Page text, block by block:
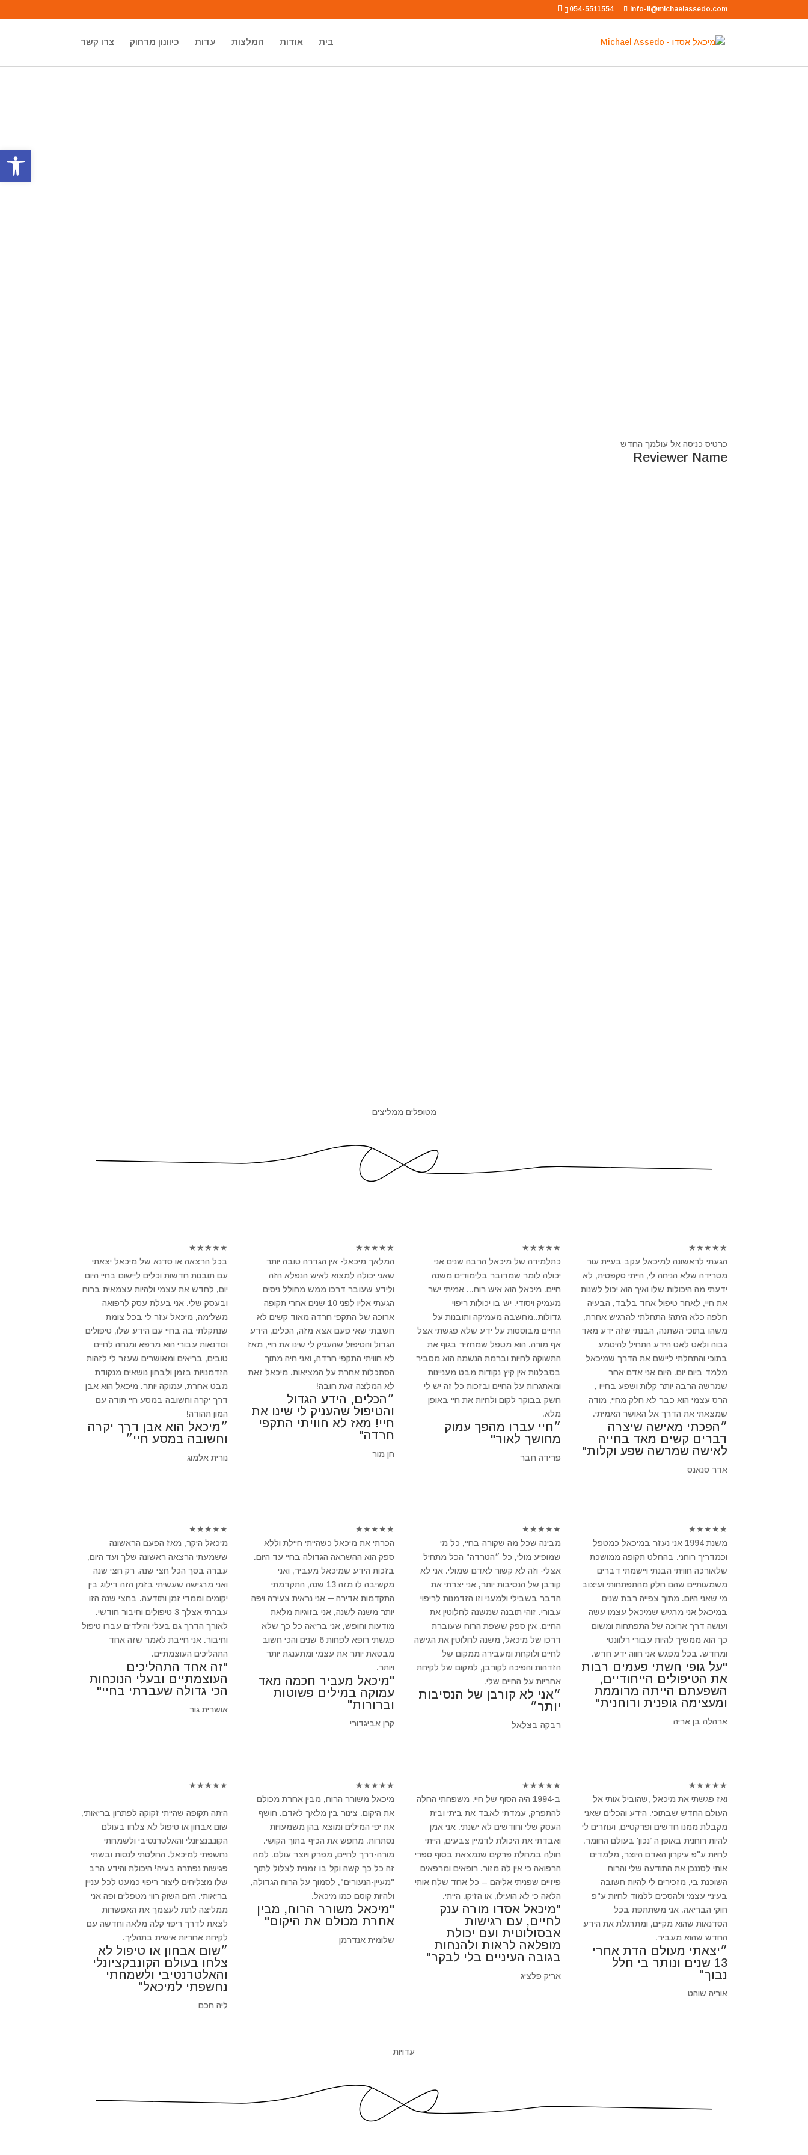
054-5511554 info-il@michaelassedo.com
בית אודות המלצות עדות כיוונון מרחוק צרו קשר
כרטיס כניסה אל עולמך החדש
Reviewer Name
מטופלים ממליצים
★
★
★
★
★
בכל הרצאה או סדנא של מיכאל יצאתי
עם תובנות חדשות וכלים ליישום בחיי היום
יום, לחדש את עצמי ולהיות עצמאית ברוח
ובעסק שלי. אני בעלת עסק לרפואה
משלימה, מיכאל עזר לי בכל צומת
שנתקלתי בה בחיי עם הידע שלו, טיפולים
וסדנאות עבורי הוא מרפא ומנחה לחיים
טובים, בריאים ומאושרים שעזר לי לזהות
הזדמנויות בזמן ולבחון נושאים מנקודת
מבט אחרת, עמוקה יותר. מיכאל הוא אבן
דרך יקרה וחשובה במסע חיי תודה עם
המון תהודה!
״מיכאל הוא אבן דרך יקרה
וחשובה במסע חיי״
נורית אלמוג
★
★
★
★
★
המלאך מיכאל- אין הגדרה טובה יותר
שאני יכולה למצוא לאיש הנפלא הזה
ולידע שעובר דרכו ממש מחולל ניסים
הגעתי אליו לפני 10 שנים אחרי תקופה
ארוכה של התקפי חרדה מאוד קשים לא
חשבתי שאי פעם אצא מזה, הכלים, הידע
הגדול והטיפול שהעניק לי שינו את חיי, מאז
לא חוויתי התקפי חרדה, ואני חיה מתוך
הסתכלות אחרת על המציאות. מיכאל זאת
לא המלצה זאת חובה!
״הכלים, הידע הגדול
והטיפול שהעניק לי שינו את
חיי! מאז לא חוויתי התקפי
חרדה"
חן מור
★
★
★
★
★
כתלמידה של מיכאל הרבה שנים אני
יכולה לומר שמדובר בלימודים משנה
חיים. מיכאל הוא איש רוח... אמיתי ישר
מעמיק ויסודי. יש בו יכולות ריפוי
גדולות..מחשבה מעמיקה ותובנות על
החיים מבוססות על ידע שלא פגשתי אצל
אף מורה. הוא מטפל שמחזיר בגוף את
התשוקה לחיות וברמת הנשמה הוא מסביר
בסבלנות אין קיץ נקודות מבט מעניינות
ומאתגרות על החיים ובזכות כל זה יש לי
חשק בבוקר לקום ולחיות את חיי באופן
מלא.
״חיי עברו מהפך עמוק
מחושך לאור"
פרידה חבר
★
★
★
★
★
הגעתי לראשונה למיכאל עקב בעיית עור
מטרידה שלא הניחה לי, הייתי סקפטית, לא
ידעתי מה היכולות שלו ואיך הוא יכול לשנות
את חיי, לאחר טיפול אחד בלבד, הבעיה
חלפה כלא היתה! התחלתי להרגיש אחרת,
משהו בתוכי השתנה, הבנתי שזה ידע מאד
גבוה ולאט לאט הידע התחיל להיטמע
בתוכי והתחלתי ליישם את הדרך שמיכאל
מלמד ביום יום. היום אני אדם אחר
שמרשה הרבה יותר קלות ושפע בחייו ,
הרס עצמי הוא כבר לא חלק מחיי, מודה
שמצאתי את הדרך אל האושר האמיתי.
״הפכתי מאישה שיצרה
דברים קשים מאד בחייה
לאישה שמרשה שפע וקלות"
אדר סנאנס
★
★
★
★
★
מיכאל היקר, מאז הפעם הראשונה
ששמעתי הרצאה ראשונה שלך ועד היום,
עברה בסך הכל חצי שנה. רק חצי שנה
ואני מרגישה שעשיתי בזמן הזה דילוג בין
יקומים וממדי זמן ותודעה. בחצי שנה הזו
עברתי אצלך 3 טיפולים וחיבור חודשי.
לאורך הדרך גם בעלי והילדים עברו טיפול
וחיבור. אני חייבת לאמר שזה אחד
התהליכים העוצמתיים.
"זה אחד התהליכים
העוצמתיים ובעלי הנוכחות
הכי גדולה שעברתי בחיי"
אושרית גור
★
★
★
★
★
הכרתי את מיכאל כשהייתי חיילת וללא
ספק הוא ההשראה הגדולה בחיי עד היום.
בזכות הידע שמיכאל מעביר, ואני
מקשיבה לו מזה 13 שנה, התקדמתי
התקדמות אדירה ─ אני נראית צעירה ויפה
יותר משנה לשנה, אני בזוגיות מלאת
מודעות וחופש, אני בריאה כל כך שלא
פגשתי רופא לפחות 6 שנים והכי חשוב
מבטאת יותר את עצמי ומתענגת יותר
ויותר.
"מיכאל מעביר חכמה מאד
עמוקה במילים פשוטות
וברורות"
קרן אביגדורי
★
★
★
★
★
מבינה שכל מה שקורה בחיי, כל מי
שמופיע מולי, כל ״הטרדה" הכל מתחיל
אצלי- וזה לא קשור לאדם שמולי. אני לא
קורבן של הנסיבות יותר, אני יצרתי את
הדבר בשבילי ולמעני וזו הזדמנות לריפוי
עבורי. זוהי תובנה שמשנה לחלוטין את
החיים. אין ספק ששפת הרוח שעוברת
דרכו של מיכאל, משנה לחלוטין את הגישה
לחיים ולוקחת ומעבירה ממקום של
הזדהות והפיכה לקורבן, למקום של לקיחת
אחריות על החיים שלי.
״אני לא קורבן של הנסיבות
יותר״
רבקה בצלאל
★
★
★
★
★
משנת 1994 אני נעזר במיכאל כמטפל
וכמדריך רוחני. בהחלט תקופה ממושכת
שלאורכה חוויתי הבנתי ויישמתי דברים
משמעותיים שהם חלק מהתפתחותי ועיצוב
מי שאני היום. מתוך צפייה רבת שנים
במיכאל אני מרגיש שמיכאל עצמו עשה
ועושה דרך ארוכה של התפתחות ומשום
כך הוא ממשיך להיות עבורי רלוונטי
ומחדש. בכל מפגש אני חווה ידע חדש.
"על גופי חשתי פעמים רבות
את הטיפולים הייחודיים,
השפעתם הייתה מרוממת
ומעצימה גופנית ורוחנית"
ארהלה בן אריה
★
★
★
★
★
היתה תקופה שהייתי זקוקה לפתרון בריאותי,
שום אבחון או טיפול לא צלחו בעולם
הקונבנציונלי והאלטרנטיבי ולשמחתי
נחשפתי למיכאל. החלטתי לנסות ובשתי
פגישות נפתרה בעיה! היכולת והידע הרב
שלו מצליחים ליצור ריפוי כמעט לכל עניין
בריאותי. היום השוק רווי מטפלים ופה אני
ממליצה לתת לעצמך את האפשרות
לצאת לדרך ריפוי קלה מלאה וחדשה עם
לקיחת אחריות אישית בתהליך.
״שום אבחון או טיפול לא
צלחו בעולם הקונבקציונלי
והאלטרנטיבי ולשמחתי
נחשפתי למיכאל"
ליה חכם
★
★
★
★
★
מיכאל משורר הרוח, מבין אחרת מכולם
את היקום. צינור בין מלאך לאדם. חושף
את יפי המילים ומוצא בהן משמעויות
נסתרות. מחפש את הכיף בתוך הקושי.
מורה-דרך לחיים, מפרק ויוצר עולם. למה
זה כל כך קשה וקל בו זמנית לצלול לתוך
"מעיין-הנעורים", לסמוך על הרוח הגדולה,
ולהיות קוסם כמו מיכאל.
"מיכאל משורר הרוח, מבין
אחרת מכולם את היקום"
שלומית אנדרמן
★
★
★
★
★
ב-1994 היה הסוף של חיי. משפחתי החלה
להתפרק, עמדתי לאבד את ביתי ובית
העסק שלי וחודשים לא ישנתי. אני אמן
ואבדתי את היכולת לדמיין צבעים, הייתי
חולה במחלת פרקים שנמצאת בסוף ספרי
הרפואה כי אין לה מזור. רופאים ומרפאים
פיזיים שפניתי אליהם – כל אחד שלח אותי
הלאה כי לא הועילו, או הזיקו. הייתי.
"מיכאל אסדו מורה ענק
לחיים, עם רגישות
אבסולוטית ועם יכולת
מופלאה לראות ולהנחות
בגובה העיניים בלי לבקר"
אריק פלציג
★
★
★
★
★
ואז פגשתי את מיכאל ,שהוביל אותי אל
העולם החדש שבתוכי. הידע והכלים שאני
מקבלת ממנו חדשים ופרקטיים, ועוזרים לי
להיות רוחנית באופן ה ’נכון' בעולם החומר.
לחיות ע"פ עיקרון האדם היוצר, מלמדים
אותי לסננכן את התודעה שלי והרוח
השוכנת בי, מזכירים לי להיות חשובה
בעיניי עצמי ולהסכים ללמוד לחיות ע"פ
חוקי הבריאה. אני משתתפת בכל
הסדנאות שהוא מקיים, ומתרגלת את הידע
החדש שהוא מעביר.
״יצאתי מעולם הדת אחרי
13 שנים ונותר בי חלל
נבוך"
אוריה שוהט
עדויות
פתח